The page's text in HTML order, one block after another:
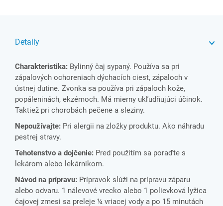
Detaily
Charakteristika: Bylinný čaj sypaný. Používa sa pri
zápalových ochoreniach dýchacích ciest, zápaloch v
ústnej dutine. Zvonka sa používa pri zápaloch kože,
popáleninách, ekzémoch. Má mierny ukľudňujúci účinok.
Taktiež pri chorobách pečene a sleziny.
Nepoužívajte: Pri alergii na zložky produktu. Ako náhradu
pestrej stravy.
Tehotenstvo a dojčenie: Pred použitím sa poraďte s
lekárom alebo lekárnikom.
Návod na prípravu: Prípravok slúži na prípravu záparu
alebo odvaru. 1 nálevové vrecko alebo 1 polievková lyžica
čajovej zmesi sa preleje ¼ vriacej vody a po 15 minutách